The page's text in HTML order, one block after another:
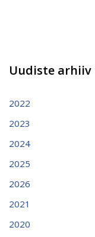
Uudiste arhiiv
2022
2023
2024
2025
2026
2021
2020